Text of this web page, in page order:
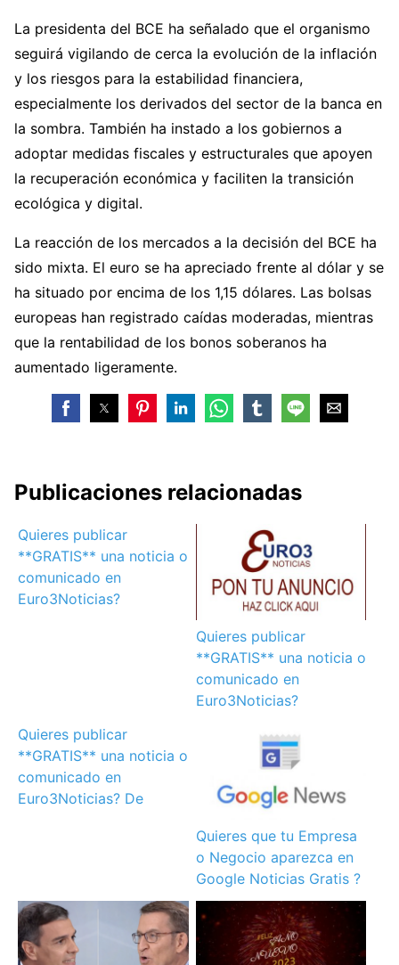
La presidenta del BCE ha señalado que el organismo
seguirá vigilando de cerca la evolución de la inflación
y los riesgos para la estabilidad financiera,
especialmente los derivados del sector de la banca en
la sombra. También ha instado a los gobiernos a
adoptar medidas fiscales y estructurales que apoyen
la recuperación económica y faciliten la transición
ecológica y digital.
La reacción de los mercados a la decisión del BCE ha
sido mixta. El euro se ha apreciado frente al dólar y se
ha situado por encima de los 1,15 dólares. Las bolsas
europeas han registrado caídas moderadas, mientras
que la rentabilidad de los bonos soberanos ha
aumentado ligeramente.
Publicaciones relacionadas
Quieres publicar
**GRATIS** una noticia o
comunicado en
Euro3Noticias?
Quieres publicar
**GRATIS** una noticia o
comunicado en
Euro3Noticias?
Quieres publicar
**GRATIS** una noticia o
comunicado en
Euro3Noticias? De
Quieres que tu Empresa
o Negocio aparezca en
Google Noticias Gratis ?